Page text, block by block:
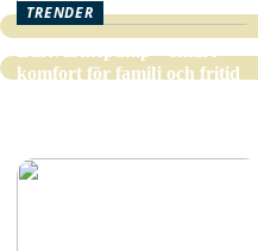
TRENDER
komfort för familj och fritid